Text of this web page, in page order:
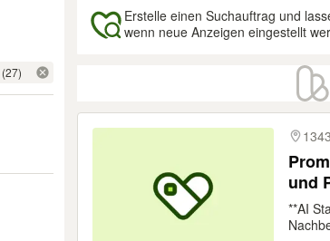
(27)
Erstelle einen Suchauftrag und
wenn neue Anzeigen eingestellt
Ergebnisse
und
**AI